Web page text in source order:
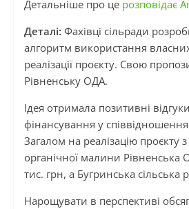
Детальніше про це розповідає
Деталі: Фахівці сільради
алгоритм використання
реалізації проєкту. Свою
Рівненську ОДА.
Ідея отримала позитивні
фінансування у
Загалом на реалізацію проєкту
органічної малини Рівненська
тис. грн, а Бугринська сільська
Нарощувати в перспективі